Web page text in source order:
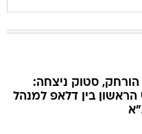
הורחק, סטוק ניצחה:
בין דלאפ למנהל